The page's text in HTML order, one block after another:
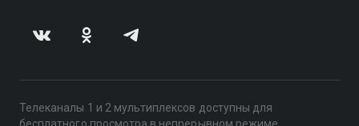
Телеканалы 1 и 2 мультиплексов доступны для